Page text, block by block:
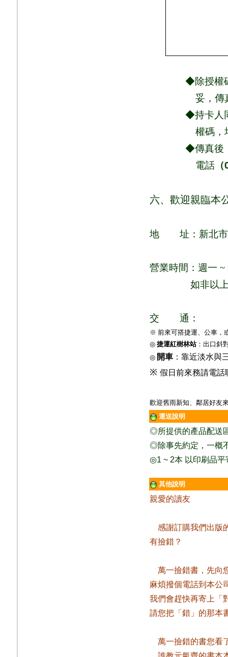
◆除授權碼、
妥， 傳
◆持卡人同意
權碼，
◆傳真後，請
電話 （
六、歡迎親臨本
地 址：新北
營業時間：週一 ~
如非以
交 通：
※ 前來可搭捷運、公車，
◎ 捷運紅樹林站：出口斜
◎ 開車 ：靠近淡水與
※ 假日前來務請電話
歡迎舊雨新知、鄰居好友
運送說明
◎所提供的產品配送
◎除事先約定，一概
◎1 ~ 2本 以印刷品
其他說明
親愛的讀友
感謝訂購我們出版
有撿錯？
萬一撿錯書，先向
麻煩撥個電話到本公
我們會趕快再寄上「
請您把「錯」的那本
萬一撿錯的書您看